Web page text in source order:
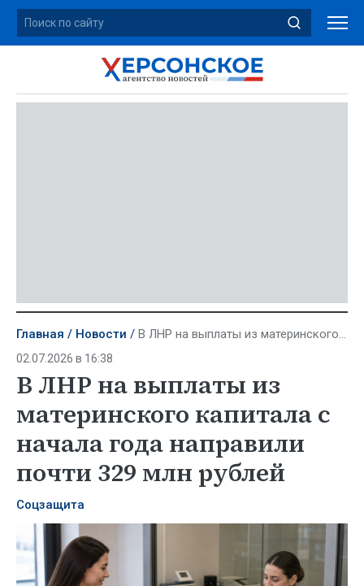
Главная Новости В ЛНР на выплаты из материнского капитала с начала года направили почти 329 млн рублей
02.07.2026 в 16:38
В ЛНР на выплаты из
материнского капитала с
начала года направили
почти 329 млн рублей
Соцзащита